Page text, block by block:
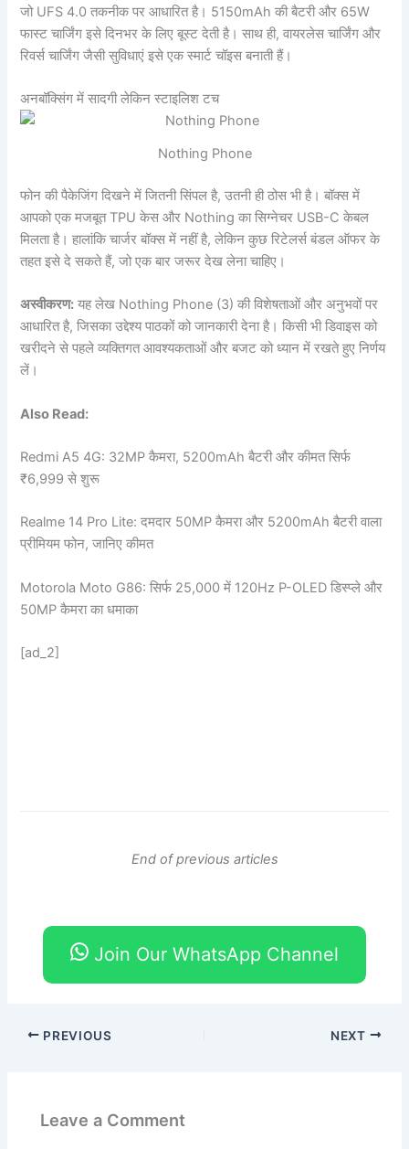
जो UFS 4.0 तकनीक पर आधारित है। 5150mAh की बैटरी और 65W
फास्ट चार्जिंग इसे दिनभर के लिए बूस्ट देती है। साथ ही, वायरलेस चार्जिंग और
रिवर्स चार्जिंग जैसी सुविधाएं इसे एक स्मार्ट चॉइस बनाती हैं।
अनबॉक्सिंग में सादगी लेकिन स्टाइलिश टच
Nothing Phone
फोन की पैकेजिंग दिखने में जितनी सिंपल है, उतनी ही ठोस भी है। बॉक्स में
आपको एक मजबूत TPU केस और Nothing का सिग्नेचर USB-C केबल
मिलता है। हालांकि चार्जर बॉक्स में नहीं है, लेकिन कुछ रिटेलर्स बंडल ऑफर के
तहत इसे दे सकते हैं, जो एक बार जरूर देख लेना चाहिए।
अस्वीकरण: यह लेख Nothing Phone (3) की विशेषताओं और अनुभवों पर
आधारित है, जिसका उद्देश्य पाठकों को जानकारी देना है। किसी भी डिवाइस को
खरीदने से पहले व्यक्तिगत आवश्यकताओं और बजट को ध्यान में रखते हुए निर्णय
लें।
Also Read:
Redmi A5 4G: 32MP कैमरा, 5200mAh बैटरी और कीमत सिर्फ
₹6,999 से शुरू
Realme 14 Pro Lite: दमदार 50MP कैमरा और 5200mAh बैटरी वाला
प्रीमियम फोन, जानिए कीमत
Motorola Moto G86: सिर्फ 25,000 में 120Hz P-OLED डिस्प्ले और
50MP कैमरा का धमाका
[ad_2]
End of previous articles
Join Our WhatsApp Channel
PREVIOUS NEXT
Leave a Comment